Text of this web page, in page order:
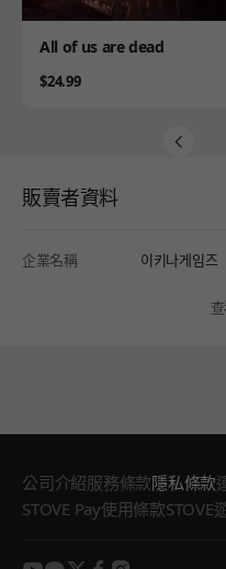
Product
All of us are dead
Price
$24.99
販賣者資料
企業名稱 이키나게임즈
公司介紹服務條款隱私條款
STOVE Pay使用條款STOVE